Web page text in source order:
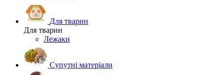
Для тварин
Для тварин
Лежаки
Супутні матеріали